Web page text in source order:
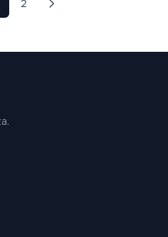
2
Siguiente